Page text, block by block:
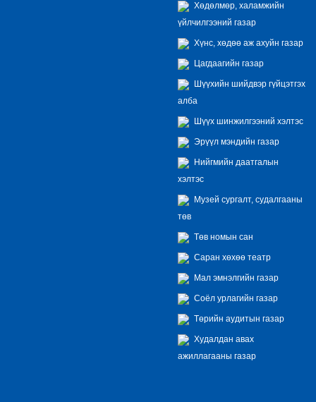
Хөдөлмөр, халамжийн
үйлчилгээний газар
Хүнс, хөдөө аж ахуйн газар
Цагдаагийн газар
Шүүхийн шийдвэр гүйцэтгэх
алба
Шүүх шинжилгээний хэлтэс
Эрүүл мэндийн газар
Нийгмийн даатгалын
хэлтэс
Музей сургалт, судалгааны
төв
Төв номын сан
Саран хөхөө театр
Мал эмнэлгийн газар
Соёл урлагийн газар
Төрийн аудитын газар
Худалдан авах
ажиллагааны газар